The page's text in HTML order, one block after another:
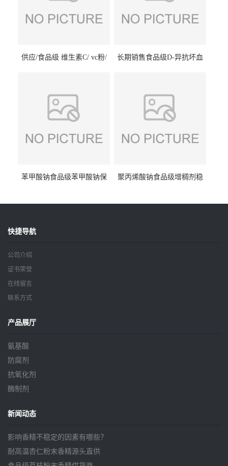
供应/食品级 维生素C/ vc粉/
长期销售食品级D-异抗坏血
苯甲酸钠食品级苯甲酸钠保
聚丙烯酸钠食品级增稠剂稳
快捷导航
公司介绍
证书荣誉
在线留言
联系方式
产品展厅
氨基酸
防腐剂
抗氧化剂
酶制剂
新闻动态
影响香精不稳定的因素有哪些？
耐高温杏仁粉末香精源头直供